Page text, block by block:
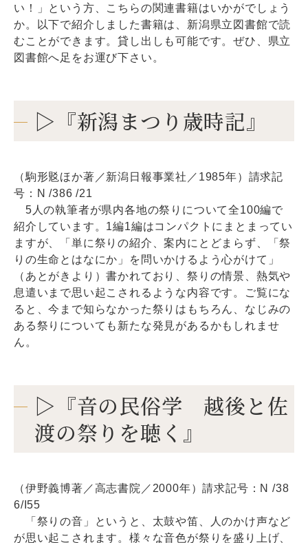
い！」という方、こちらの関連書籍はいかがでしょう
か。以下で紹介しました書籍は、新潟県立図書館で読
むことができます。貸し出しも可能です。ぜひ、県立
図書館へ足をお運び下さい。
▷『新潟まつり歳時記』
（駒形覐ほか著／新潟日報事業社／1985年）請求記
号：N /386 /21
5人の執筆者が県内各地の祭りについて全100編で
紹介しています。1編1編はコンパクトにまとまってい
ますが、「単に祭りの紹介、案内にとどまらず、「祭
りの生命とはなにか」を問いかけるよう心がけて」
（あとがきより）書かれており、祭りの情景、熱気や
息遣いまで思い起こされるような内容です。ご覧にな
ると、今まで知らなかった祭りはもちろん、なじみの
ある祭りについても新たな発見があるかもしれませ
ん。
▷『音の民俗学 越後と佐
渡の祭りを聴く』
（伊野義博著／高志書院／2000年）請求記号：N /38
6/I55
「祭りの音」というと、太鼓や笛、人のかけ声など
が思い起こされます。様々な音色が祭りを盛り上げ、